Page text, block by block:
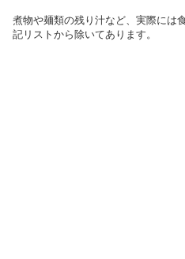
煮物や麺類の残り汁など、実際には
記リストから除いてあります。